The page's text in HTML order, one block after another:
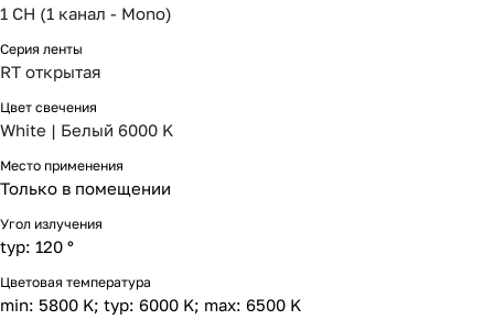
1 CH (1 канал - Mono)
Серия ленты
RT открытая
Цвет свечения
White | Белый 6000 K
Место применения
Только в помещении
Угол излучения
typ: 120 °
Цветовая температура
min: 5800 K; typ: 6000 K; max: 6500 K